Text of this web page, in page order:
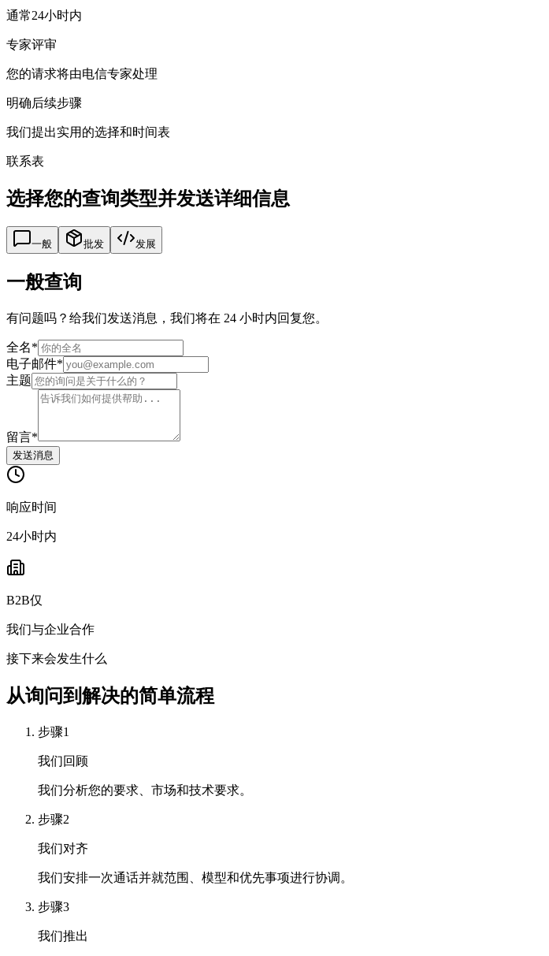
通常24小时内
专家评审
您的请求将由电信专家处理
明确后续步骤
我们提出实用的选择和时间表
联系表
选择您的查询类型并发送详细信息
一般 批发 发展
一般查询
有问题吗？给我们发送消息，我们将在 24 小时内回复您。
全名*
电子邮件*
主题
留言*
发送消息
响应时间
24小时内
B2B仅
我们与企业合作
接下来会发生什么
从询问到解决的简单流程
步骤1
我们回顾
我们分析您的要求、市场和技术要求。
步骤2
我们对齐
我们安排一次通话并就范围、模型和优先事项进行协调。
步骤3
我们推出